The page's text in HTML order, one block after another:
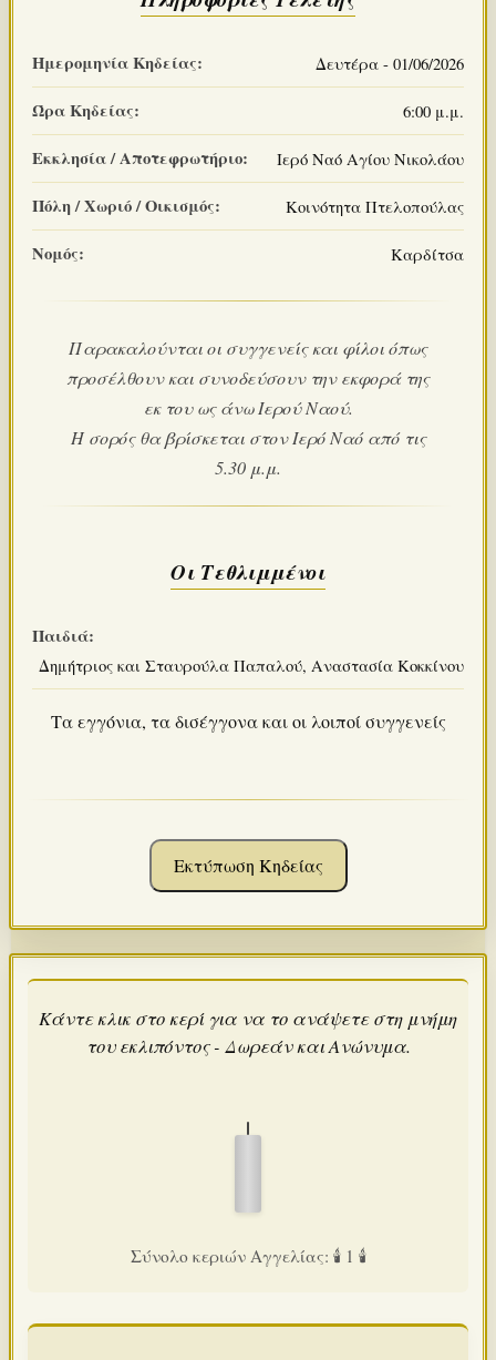
Ημερομηνία Κηδείας: Δευτέρα - 01/06/2026
Ώρα Κηδείας: 6:00 μ.μ.
Εκκλησία / Αποτεφρωτήριο: Ιερό Ναό Αγίου Νικολάου
Πόλη / Χωριό / Οικισμός: Κοινότητα Πτελοπούλας
Νομός: Καρδίτσα
Παρακαλούνται οι συγγενείς και φίλοι όπως
προσέλθουν και συνοδεύσουν την εκφορά της
εκ του ως άνω Ιερού Ναού.
Η σορός θα βρίσκεται στον Ιερό Ναό από τις
5.30 μ.μ.
Οι Τεθλιμμένοι
Παιδιά:
Δημήτριος και Σταυρούλα Παπαλού, Αναστασία Κοκκίνου
Τα εγγόνια, τα δισέγγονα και οι λοιποί συγγενείς
Εκτύπωση Κηδείας
Κάντε κλικ στο κερί για να το ανάψετε στη μνήμη
του εκλιπόντος - Δωρεάν και Ανώνυμα.
Σύνολο κεριών Αγγελίας: 🕯️ 1 🕯️